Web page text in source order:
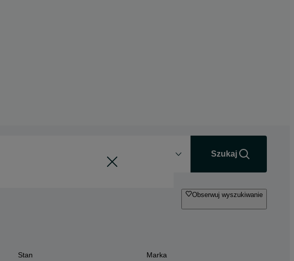
Szukaj
Obserwuj wyszukiwanie
Stan Marka